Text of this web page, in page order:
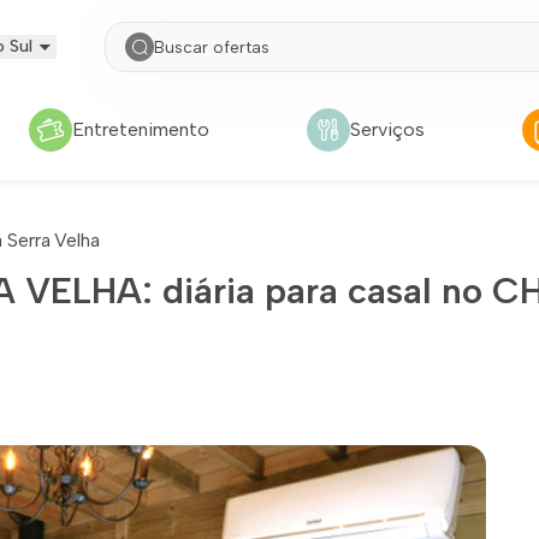
Sul
Entretenimento Serviços
Velha
VELHA: diária para casal no